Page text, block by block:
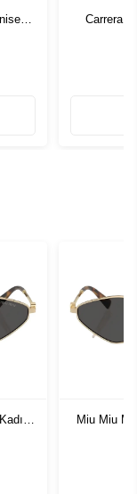
Carrera
Miu Miu